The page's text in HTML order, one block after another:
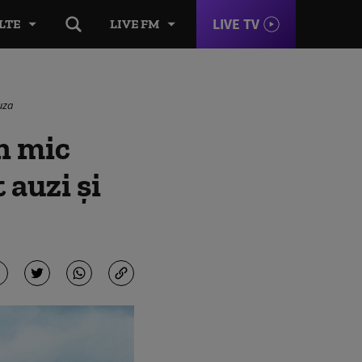
LIVE FM LIVE TV
mic
auzi și